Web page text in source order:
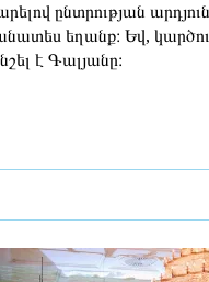
ընտրության
եղանք։ Եվ,
է Գալյանը։